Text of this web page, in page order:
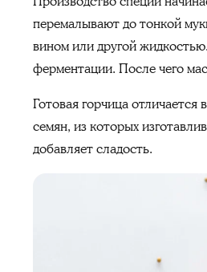
перемалывают до тонкой
вином или другой
ферментации. После чего
Готовая горчица
семян, из которых
добавляет сладость.